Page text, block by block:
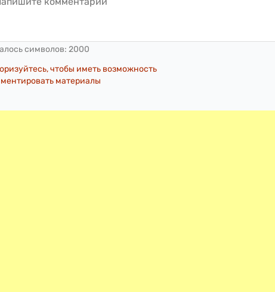
символов: 2000
чтобы иметь возможность
материалы